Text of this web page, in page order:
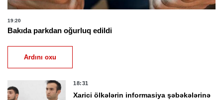
19:20
Bakıda parkdan oğurluq edildi
Ardını oxu
18:31
Xarici ölkələrin informasiya şəbəkələrinə